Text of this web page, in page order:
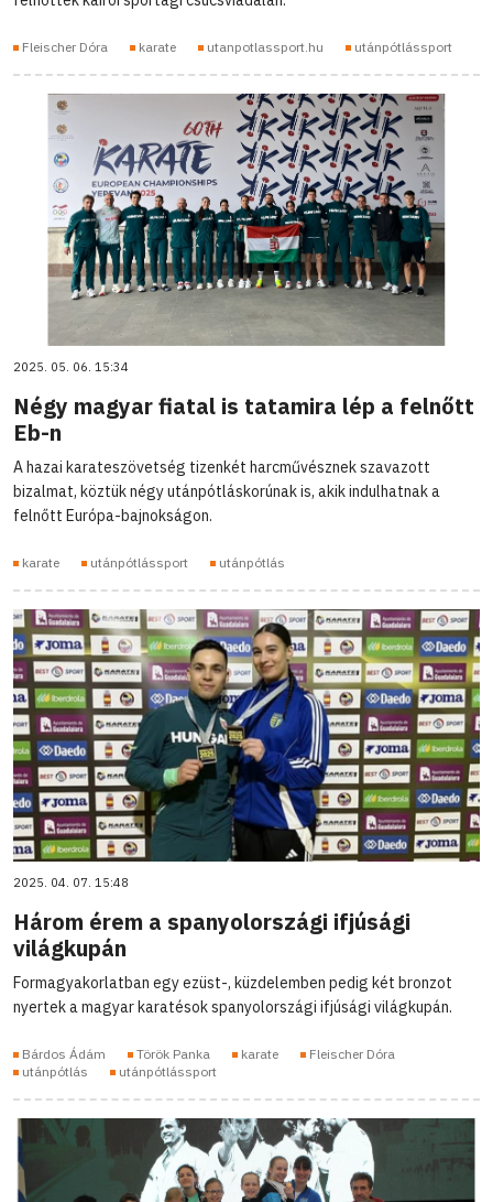
Fleischer Dóra karate utanpotlassport.hu utánpótlássport
2025. 05. 06. 15:34
Négy magyar fiatal is tatamira lép a felnőtt
Eb-n
A hazai karateszövetség tizenkét harcművésznek szavazott
bizalmat, köztük négy utánpótláskorúnak is, akik indulhatnak a
felnőtt Európa-bajnokságon.
karate utánpótlássport utánpótlás
2025. 04. 07. 15:48
Három érem a spanyolországi ifjúsági
világkupán
Formagyakorlatban egy ezüst-, küzdelemben pedig két bronzot
nyertek a magyar karatésok spanyolországi ifjúsági világkupán.
Bárdos Ádám Török Panka karate
Fleischer Dóra
utánpótlás
utánpótlássport